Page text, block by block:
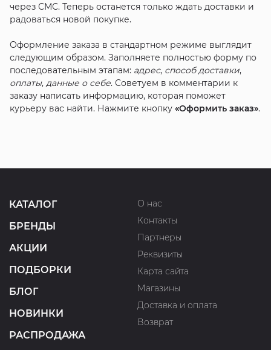
через СМС. Теперь останется только ждать доставки и
радоваться новой покупке.
Оформление заказа в стандартном режиме выглядит
следующим образом. Заполняете полностью форму по
последовательным этапам: адрес, способ доставки,
оплаты, данные о себе. Советуем в комментарии к
заказу написать информацию, которая поможет
курьеру вас найти. Нажмите кнопку «Оформить заказ».
КАТАЛОГ
БРЕНДЫ
АКЦИИ
ПОДБОРКИ
БЛОГ
НОВИНКИ
РАСПРОДАЖА
О нас
Контакты
Партнеры
Реквизиты
Карта сайта
Магазины
Доставка и оплата
Возврат